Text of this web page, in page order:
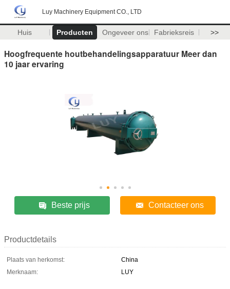
Luy Machinery Equipment CO., LTD
Huis Producten Ongeveer ons Fabrieksreis >>
Hoogfrequente houtbehandelingsapparatuur Meer dan
10 jaar ervaring
Beste prijs Contacteer ons
Productdetails
Plaats van herkomst:
China
Merknaam:
LUY